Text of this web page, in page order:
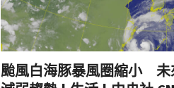
颱風白海豚暴風圈縮小 未